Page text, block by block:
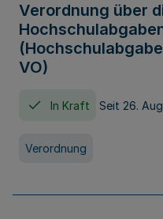
Verordnung über
VO)
In Kraft Seit 26.
Verordnung